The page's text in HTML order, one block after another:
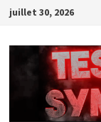
Passer
contenu
juillet 30, 2026